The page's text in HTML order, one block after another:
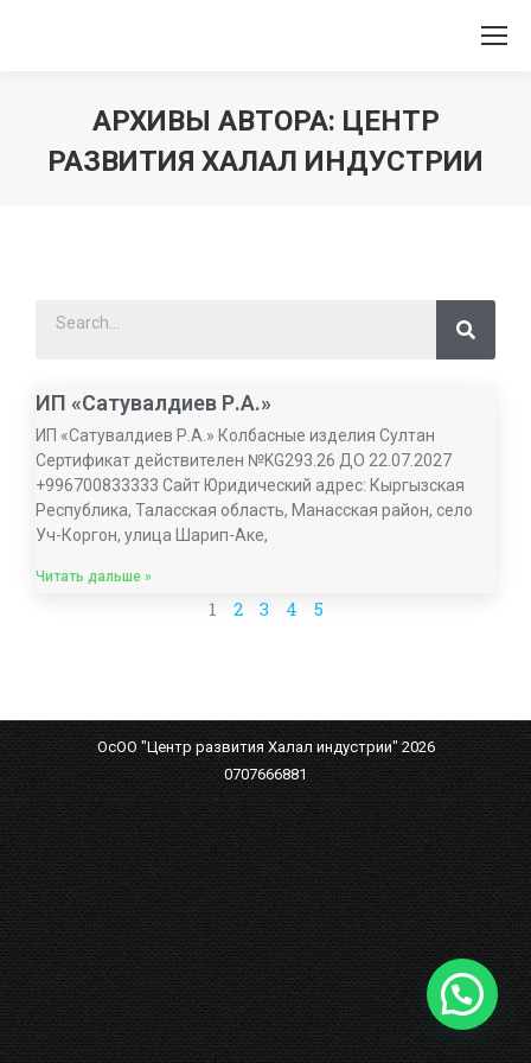
АРХИВЫ АВТОРА: ЦЕНТР
РАЗВИТИЯ ХАЛАЛ ИНДУСТРИИ
ИП «Сатувалдиев Р.А.»
ИП «Сатувалдиев Р.А.» Колбасные изделия Султан
Сертификат действителен №KG293.26 ДО 22.07.2027
+996700833333 Сайт Юридический адрес: Кыргызская
Республика, Таласская область, Манасская район, село
Уч-Коргон, улица Шарип-Аке,
Читать дальше »
1 2 3 4 5
ОсОО "Центр развития Халал индустрии" 2026
0707666881